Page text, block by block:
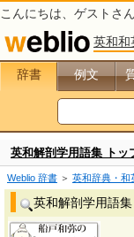
こんにちは、 ゲスト さ
英和和
辞書 例文
英和解剖学用語集 トッ
Weblio 辞書 ＞ 英和辞典・和
英和解剖学用語集